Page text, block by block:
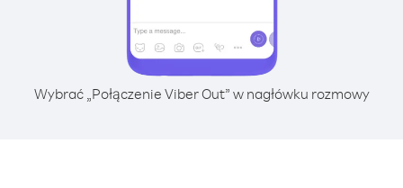
Wybrać „Połączenie Viber Out” w nagłówku rozmowy